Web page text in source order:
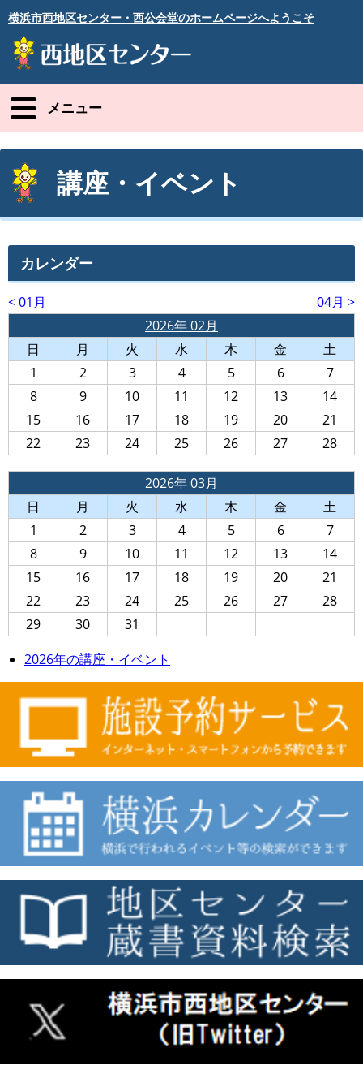
横浜市西地区センター・西公会堂のホームページへようこそ
メニュー
講座・イベント
カレンダー
< 01月
04月 >
2026年 02月
日
月 火 水 木 金
土
1
2 3 4 5 6
7
8
9 10 11 12 13
14
15
16 17 18 19 20
21
22
23 24 25 26 27 28
2026年 03月
日
月 火 水 木 金
土
1
2 3 4 5 6
7
8
9 10 11 12 13
14
15
16 17 18 19 20
21
22
23 24 25 26 27
28
29
30
31
2026年の講座・イベント